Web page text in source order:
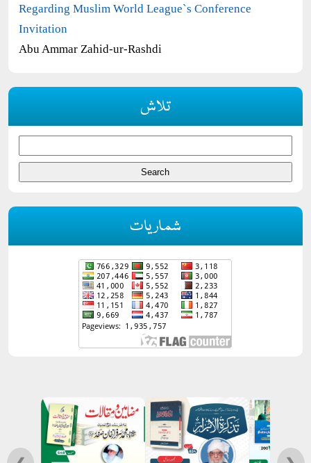
Regarding Muslim World League`s Conference
Invitation
Abu Ammar Zahid-ur-Rashdi
تلاش
شماریات